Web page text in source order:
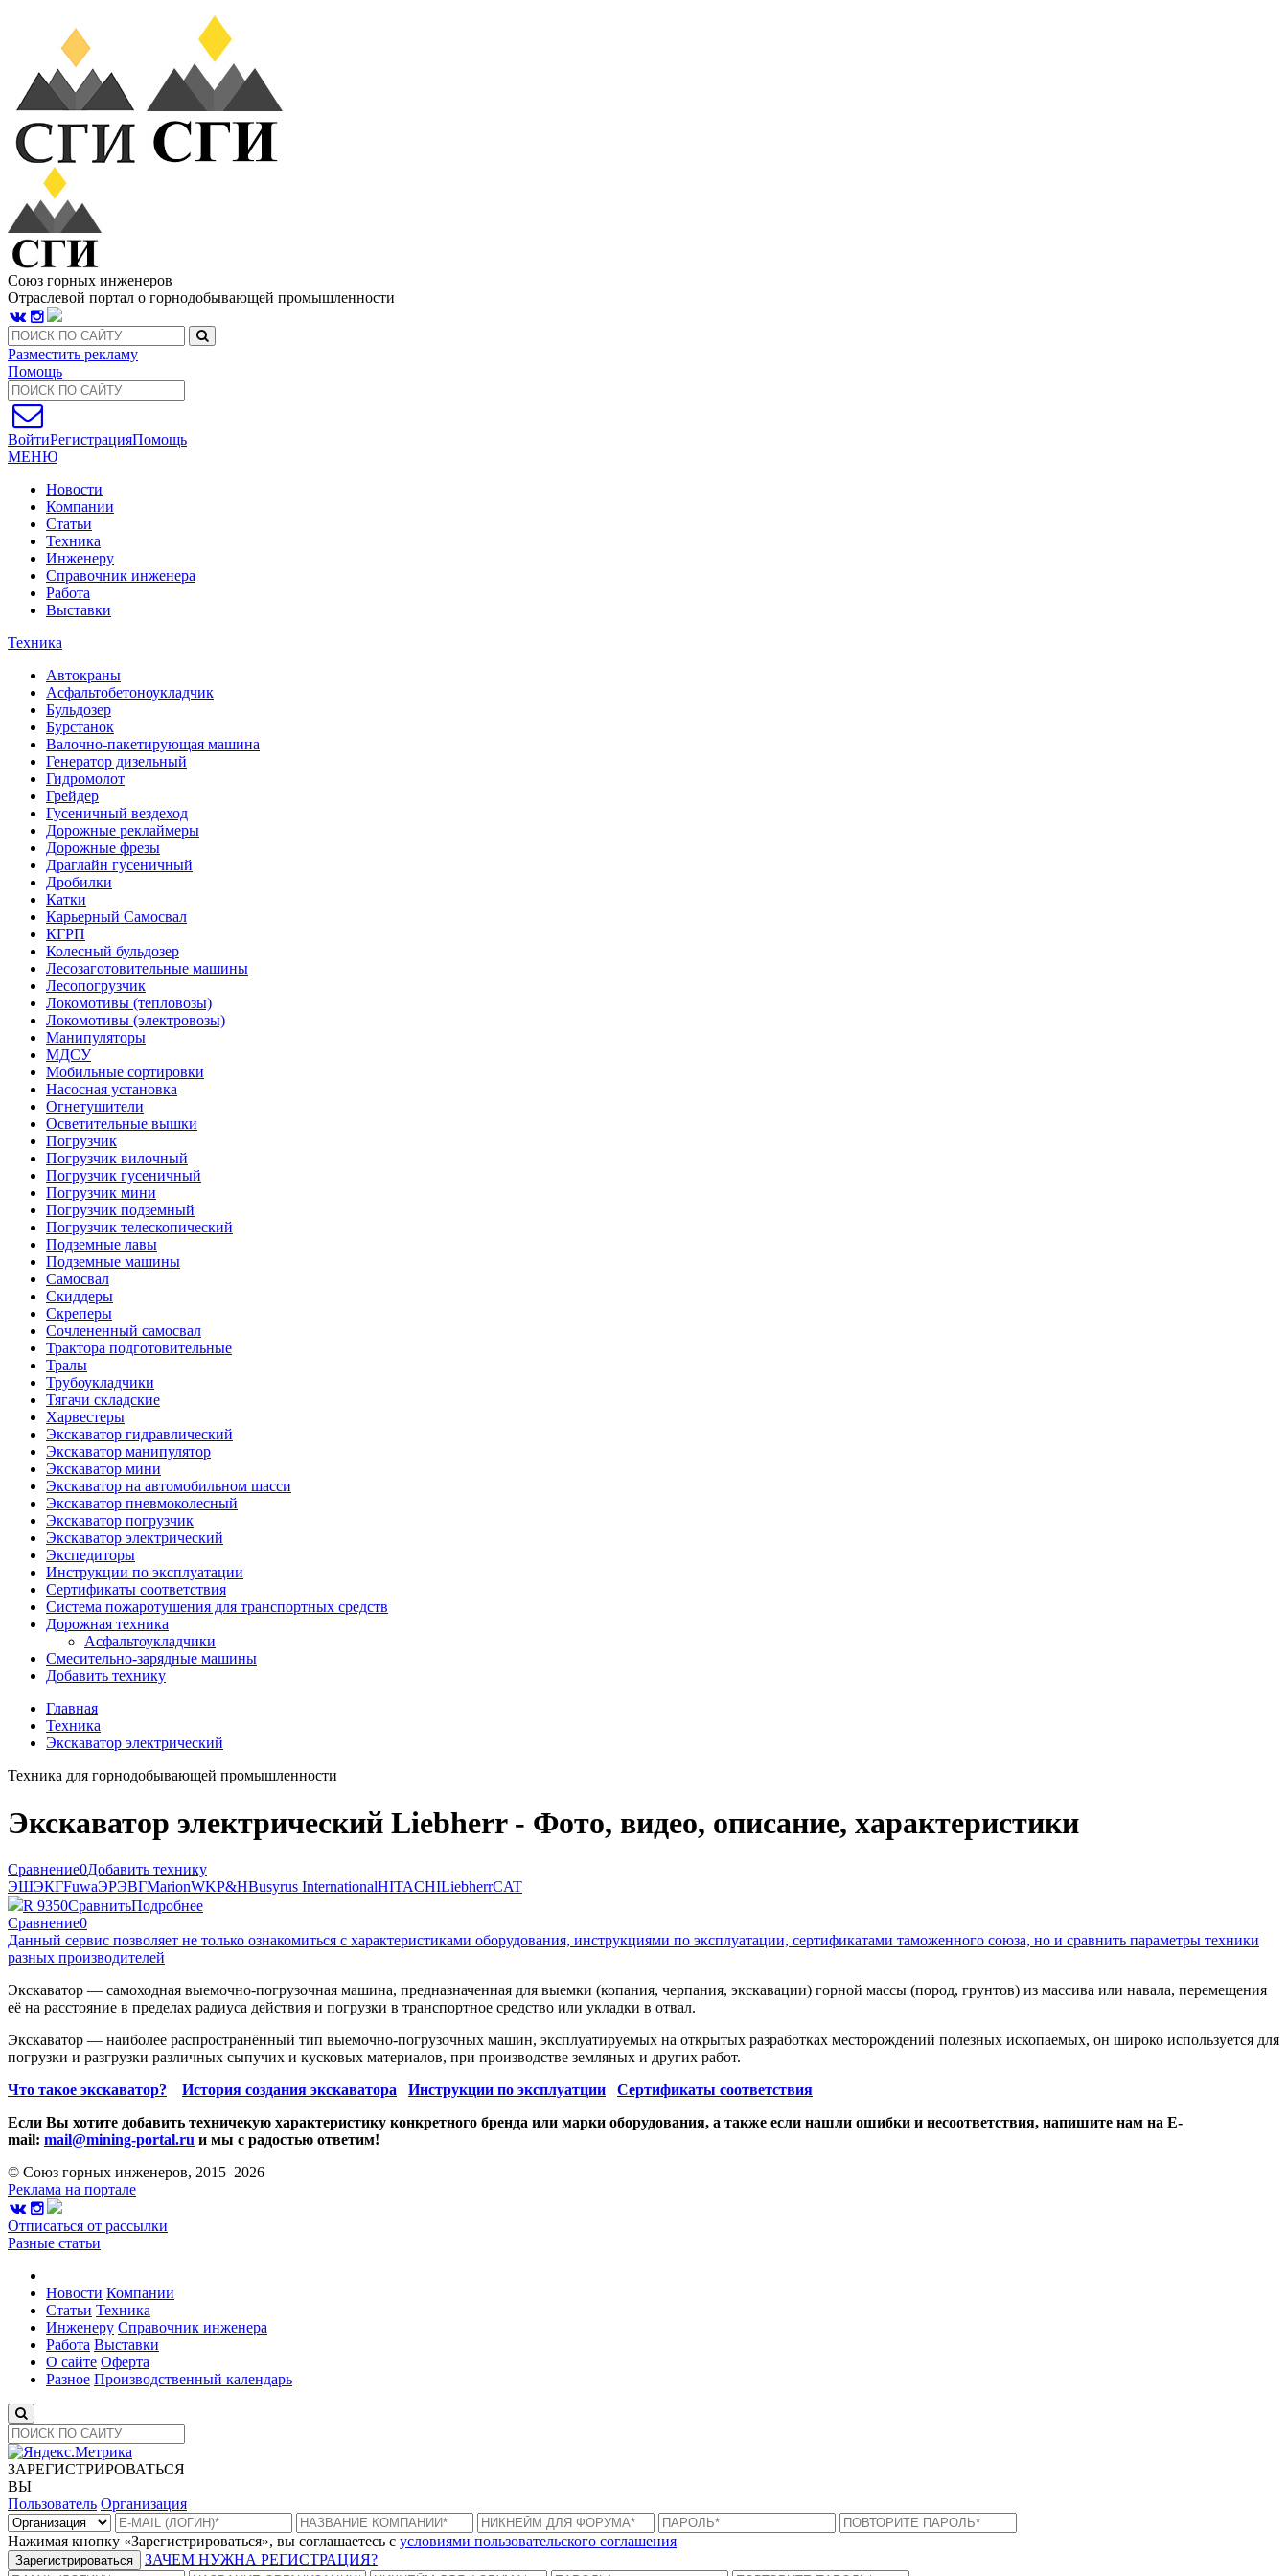
Союз горных инженеров
Отраслевой портал о горнодобывающей промышленности
Разместить рекламу
Помощь
ВойтиРегистрацияПомощь
МЕНЮ
Новости
Компании
Статьи
Техника
Инженеру
Справочник инженера
Работа
Выставки
Техника
Автокраны
Асфальтобетоноукладчик
Бульдозер
Бурстанок
Валочно-пакетирующая машина
Генератор дизельный
Гидромолот
Грейдер
Гусеничный вездеход
Дорожные реклаймеры
Дорожные фрезы
Драглайн гусеничный
Дробилки
Катки
Карьерный Самосвал
КГРП
Колесный бульдозер
Лесозаготовительные машины
Лесопогрузчик
Локомотивы (тепловозы)
Локомотивы (электровозы)
Манипуляторы
МДСУ
Мобильные сортировки
Насосная установка
Огнетушители
Осветительные вышки
Погрузчик
Погрузчик вилочный
Погрузчик гусеничный
Погрузчик мини
Погрузчик подземный
Погрузчик телескопический
Подземные лавы
Подземные машины
Самосвал
Скиддеры
Скреперы
Сочлененный самосвал
Трактора подготовительные
Тралы
Трубоукладчики
Тягачи складские
Харвестеры
Экскаватор гидравлический
Экскаватор манипулятор
Экскаватор мини
Экскаватор на автомобильном шасси
Экскаватор пневмоколесный
Экскаватор погрузчик
Экскаватор электрический
Экспедиторы
Инструкции по эксплуатации
Сертификаты соответствия
Система пожаротушения для транспортных средств
Дорожная техника
Асфальтоукладчики
Смесительно-зарядные машины
Добавить технику
Главная
Техника
Экскаватор электрический
Техника для горнодобывающей промышленности
Экскаватор электрический Liebherr - Фото, видео, описание, характеристики
Сравнение0Добавить технику
ЭШЭКГFuwaЭРЭВГMarionWKP&HBusyrus InternationalHITACHILiebherrCAT
R 9350СравнитьПодробнее
Сравнение0
Данный сервис позволяет не только ознакомиться с характеристиками оборудования, инструкциями по эксплуатации, сертификатами таможенного союза, но и сравнить параметры техники
разных производителей
Экскаватор — самоходная выемочно-погрузочная машина, предназначенная для выемки (копания, черпания, экскавации) горной массы (пород, грунтов) из массива или навала, перемещения
её на расстояние в пределах радиуса действия и погрузки в транспортное средство или укладки в отвал.
Экскаватор — наиболее распространённый тип выемочно-погрузочных машин, эксплуатируемых на открытых разработках месторождений полезных ископаемых, он широко используется для
погрузки и разгрузки различных сыпучих и кусковых материалов, при производстве земляных и других работ.
Что такое экскаватор?
История создания экскаватора Инструкции по эксплуатции
Сертификаты соответствия
Если Вы хотите добавить техничекую характеристику конкретного бренда или марки оборудования, а также если нашли ошибки и несоответствия, напишите нам на E-
mail: mail@mining-portal.ru и мы с радостью ответим!
© Союз горных инженеров, 2015–2026
Реклама на портале
Отписаться от рассылки
Разные статьи
Новости Компании
Статьи Техника
Инженеру Справочник инженера
Работа Выставки
О сайте Оферта
Разное Производственный календарь
ЗАРЕГИСТРИРОВАТЬСЯ
ВЫ
Пользователь Организация
Нажимая кнопку «Зарегистрироваться», вы соглашаетесь с условиями пользовательского соглашения
Зарегистрироваться ЗАЧЕМ НУЖНА РЕГИСТРАЦИЯ?